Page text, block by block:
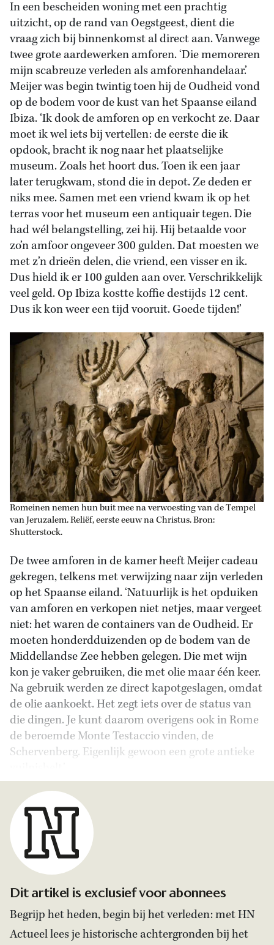
In een bescheiden woning met een prachtig
uitzicht, op de rand van Oegstgeest, dient die
vraag zich bij binnenkomst al direct aan. Vanwege
twee grote aardewerken amforen. ‘Die memoreren
mijnscabreuze verleden als amforenhandelaar.’
Meijer was begin twintig toen hij de Oudheid vond
op de bodem voor de kust van het Spaanse eiland
Ibiza. ‘Ik dook de amforen op en verkocht ze. Daar
moet ik wel iets bij vertellen: de eerste die ik
opdook, bracht ik nog naar het plaatselijke
museum. Zoals het hoort dus. Toen ik een jaar
later terugkwam, stond die in depot. Ze deden er
niks mee. Samen met een vriend kwam ik op het
terras voor het museum een antiquair tegen. Die
had wél belangstelling, zei hij. Hij betaalde voor
zo’n amfoor ongeveer 300 gulden. Dat moesten we
met z’n drieën delen, die vriend, een visser en ik.
Dus hield ik er 100 gulden aan over. Verschrikkelijk
veel geld. Op Ibiza kostte koffie destijds 12 cent.
Dus ik kon weer een tijd vooruit. Goede tijden!’
Romeinen nemen hun buit mee na verwoesting van de Tempel
van Jeruzalem. Reliëf, eerste eeuw na Christus. Bron:
Shutterstock.
De twee amforen in de kamer heeft Meijer cadeau
gekregen, telkens met verwijzing naar zijn verleden
op het Spaanse eiland. ‘Natuurlijk is het opduiken
van amforen en verkopen niet netjes, maar vergeet
niet: het waren de containers van de Oudheid. Er
moeten honderdduizenden op de bodem van de
Middellandse Zee hebben gelegen. Die met wijn
kon je vaker gebruiken, die met olie maar één keer.
Na gebruik werden ze direct kapotgeslagen, omdat
de olie aankoekt. Het zegt iets over de status van
die dingen. Je kunt daarom overigens ook in Rome
de beroemde Monte Testaccio vinden, de
Schervenberg. Eigenlijk gewoon een grote antieke
Dit artikel is exclusief voor abonnees
Begrijp het heden, begin bij het verleden: met HN
Actueel lees je historische achtergronden bij het